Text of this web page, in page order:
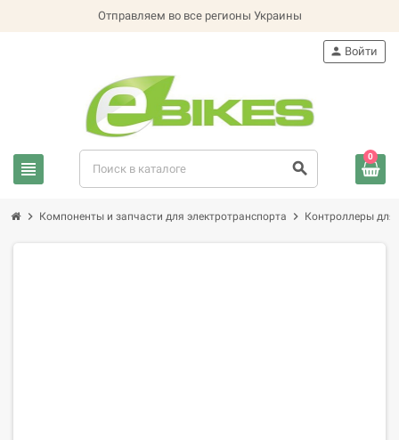
Отправляем во все регионы Украины
view_headline search
person Войти
0
chevron_right Компоненты и запчасти для электротранспорта chevron_right Контроллеры для